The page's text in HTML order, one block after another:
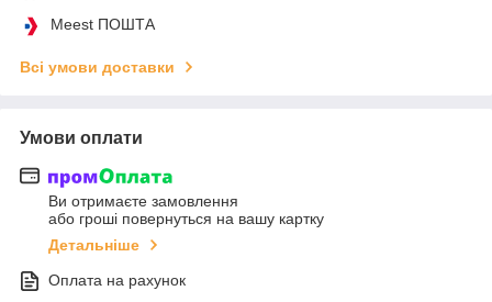
Meest ПОШТА
Всі умови доставки
Умови оплати
Ви отримаєте замовлення
або гроші повернуться на вашу картку
Детальніше
Оплата на рахунок